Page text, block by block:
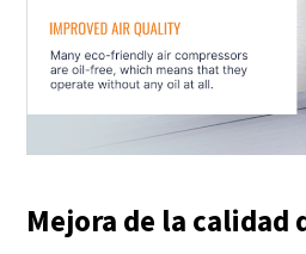
Mejora de la calidad